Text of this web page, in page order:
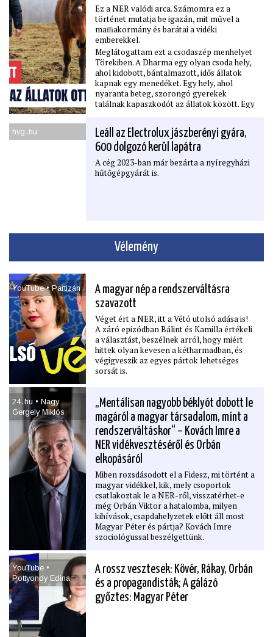
Ez a NER valódi arca. Számomra ez a
történet mutatja be igazán, mit művel a
maﬃakormány és barátai a vidéki
emberekkel.
Meglátogattam ezt a csodaszép menhelyet
Törekiben. A Dharma egy olyan csoda hely,
ahol kidobott, bántalmazott, idős állatok
kapnak egy menedéket. Egy hely, ahol
nyaranta beteg, szorongó gyerekek
találnak kapaszkodót az állatok között. Egy
pénzéből és szeretetéből épített fel.
És egy hely, amit kinézett magának a NER.
Ugyanis a környéken már épülnek a NER-
es luxusbirtokok és a közpénz milliárdos
Jászai Gellértnek most kell az ő földjük is.
Mivel nem adták neki oda, ezért most
hvg․hu
Leáll az Electrolux jászberényi gyára,
600 dolgozó kerül lapátra
A cég 2023-ban már bezárta a nyíregyházi
hűtőgépgyárát is.
Vélemény
YouTube • Partizán
A magyar nép a rendszerváltásra
szavazott
Véget ért a NER, itt a Vétó utolsó adása is!
A záró epizódban Bálint és Kamilla értékeli
a választást, beszélnek arról, hogy miért
hittek olyan kevesen a kétharmadban, és
végigveszik az egyes pártok lehetséges
sorsát is.
24․hu • Nagy
Gergely Miklós
„Mentálisan nagyobb béklyót dobott le
magáról a magyar társadalom, mint a
rendszerváltáskor“ – Kovách Imre a
NER vidékvesztéséről és Orbán
elkopásáról
Miben rozsdásodott el a Fidesz, mi történt a
magyar vidékkel, kik, mely csoportok
csatlakoztak le a NER-ről, visszatérhet-e
még Orbán Viktor a hatalomba, milyen
kihívások, csapdahelyzetek előtt áll most
Magyar Péter és pártja? Kovách Imre
szociológussal beszélgettünk.
YouTube •
Pottyondy Edina
A rossz vesztesek: Kövér, Rákay, Orbán
és a propagandisták; A gálázó
győztes: Magyar Péter